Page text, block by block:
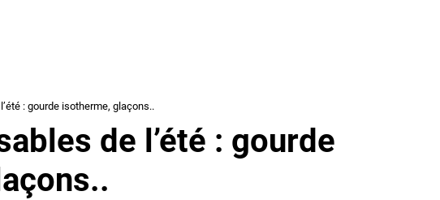
: gourde isotherme, glaçons..
de l’été : gourde